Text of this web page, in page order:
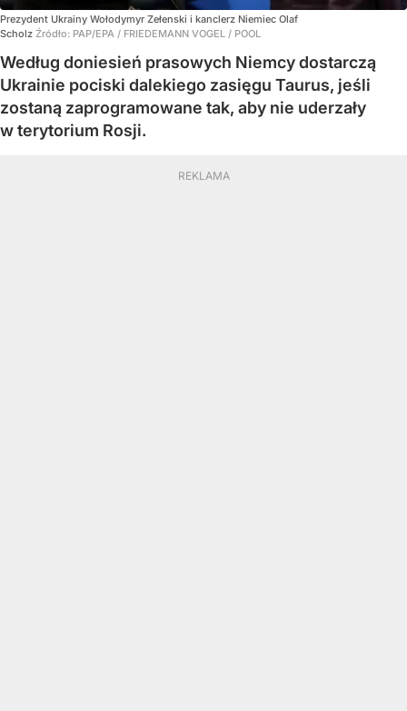
Prezydent Ukrainy Wołodymyr Zełenski i kanclerz Niemiec Olaf
Scholz Źródło: PAP/EPA / FRIEDEMANN VOGEL / POOL
Według doniesień prasowych Niemcy dostarczą
Ukrainie pociski dalekiego zasięgu Taurus, jeśli
zostaną zaprogramowane tak, aby nie uderzały
w terytorium Rosji.